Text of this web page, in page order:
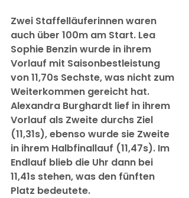
Zwei Staffelläuferinnen waren
auch über 100m am Start. Lea
Sophie Benzin wurde in ihrem
Vorlauf mit Saisonbestleistung
von 11,70s Sechste, was nicht zum
Weiterkommen gereicht hat.
Alexandra Burghardt lief in ihrem
Vorlauf als Zweite durchs Ziel
(11,31s), ebenso wurde sie Zweite
in ihrem Halbfinallauf (11,47s). Im
Endlauf blieb die Uhr dann bei
11,41s stehen, was den fünften
Platz bedeutete.